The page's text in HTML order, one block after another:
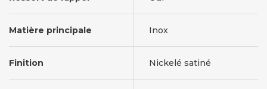
Matière principale Inox
Finition Nickelé satiné